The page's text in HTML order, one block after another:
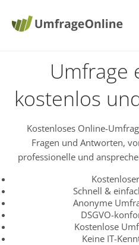
Umfrage
kostenlos
Kostenloses Online-
Fragen und Antworten,
professionelle und
Schnell &
Anonyme
DSGVO-
Kostenlose
Keine IT-